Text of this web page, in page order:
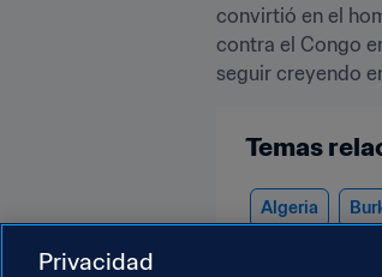
convirtió en el
contra el Congo
seguir creyendo
Temas
Algeria
Privacidad